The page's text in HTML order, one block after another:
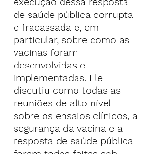
de saúde pública corrupta
e fracassada e, em
particular, sobre como as
vacinas foram
desenvolvidas e
implementadas. Ele
discutiu como todas as
reuniões de alto nível
sobre os ensaios clínicos, a
segurança da vacina e a
resposta de saúde pública